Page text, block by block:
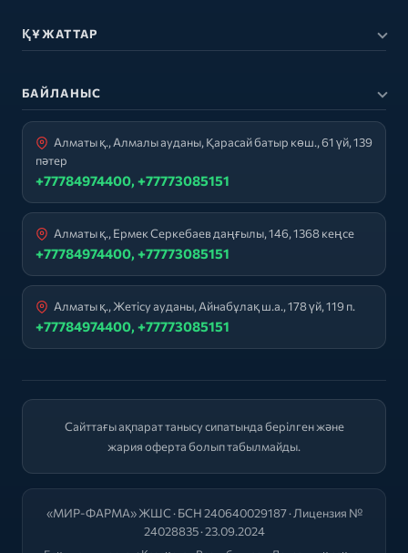
ҚҰЖАТТАР
БАЙЛАНЫС
Алматы қ., Алмалы ауданы, Қарасай батыр көш., 61 үй, 139
пәтер
+77784974400, +77773085151
Алматы қ., Ермек Серкебаев даңғылы, 146, 1368 кеңсе
+77784974400, +77773085151
Алматы қ., Жетісу ауданы, Айнабұлақ ш.а., 178 үй, 119 п.
+77784974400, +77773085151
Сайттағы ақпарат танысу сипатында берілген және
жария оферта болып табылмайды.
«МИР-ФАРМА» ЖШС · БСН 240640029187 · Лицензия №
24028835 · 23.09.2024